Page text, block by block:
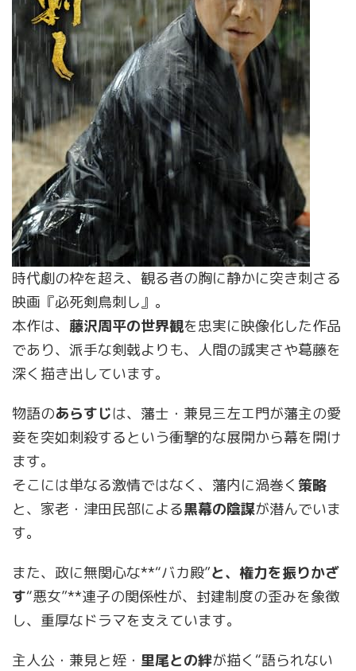
時代劇の枠を超え、観る者の胸に静かに突き刺さる
映画『必死剣鳥刺し』。
本作は、 藤沢周平の世界観を忠実に映像化した作品
であり、派手な剣戟よりも、人間の誠実さや葛藤を
深く描き出しています。
物語のあらすじは、藩士・兼見三左エ門が藩主の愛
妾を突如刺殺するという衝撃的な展開から幕を開け
ます。
そこには単なる激情ではなく、藩内に渦巻く 策略
と、家老・津田民部による黒幕の陰謀が潜んでいま
す。
また、政に無関心な**“バカ殿”と、権力を振りかざ
す“悪女”**連子の関係性が、封建制度の歪みを象徴
し、重厚なドラマを支えています。
主人公・兼見と姪・ 里尾との絆が描く“語られない